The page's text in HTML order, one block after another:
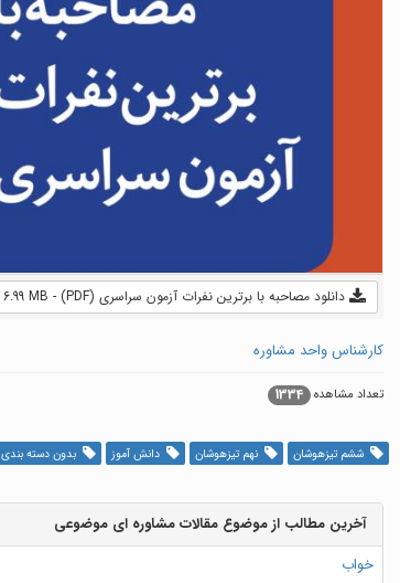
دانلود مصاحبه با برترین نفرات آزمون سراسری (PDF) - 6.99 MB
کارشناس واحد مشاوره
تعداد مشاهده 1334
ششم تیزهوشان نهم تیزهوشان دانش آموز بدون دسته بندی
آخرین مطالب از موضوع مقالات مشاوره ای موضوعی
خواب